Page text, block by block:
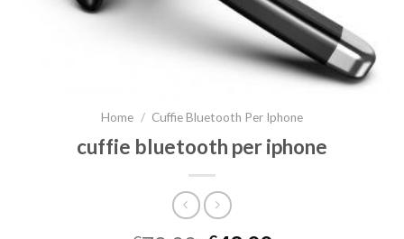
Home / Cuffie Bluetooth Per Iphone
cuffie bluetooth per iphone